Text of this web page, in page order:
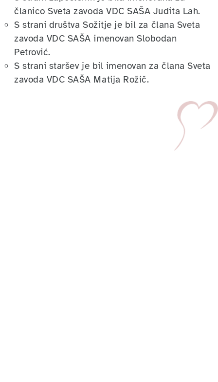
članico Sveta zavoda VDC SAŠA Judita Lah.
S strani društva Sožitje je bil za člana Sveta
zavoda VDC SAŠA imenovan Slobodan
Petrović.
S strani staršev je bil imenovan za člana Sveta
zavoda VDC SAŠA Matija Rožič.